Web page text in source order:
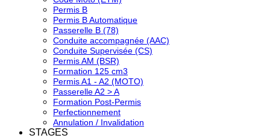
Permis B
Permis B Automatique
Passerelle B (78)
Conduite accompagnée (AAC)
Conduite Supervisée (CS)
Permis AM (BSR)
Formation 125 cm3
Permis A1 - A2 (MOTO)
Passerelle A2 > A
Formation Post-Permis
Perfectionnement
Annulation / Invalidation
STAGES